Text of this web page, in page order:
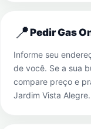
📍Pedir Gas
Informe seu
de você. Se a sua
compare preço e
Jardim Vista Alegre.